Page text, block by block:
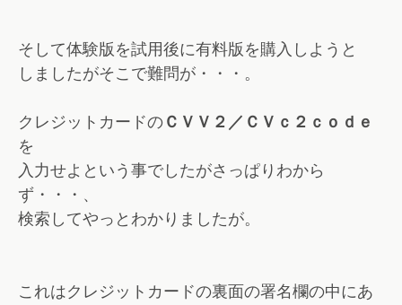
そして体験版を試用後に有料版を購入しようと
しましたがそこで難問が・・・。
クレジットカードのＣＶＶ２／ＣＶｃ２ｃｏｄｅ
を
入力せよという事でしたがさっぱりわから
ず・・・、
検索してやっとわかりましたが。
これはクレジットカードの裏面の署名欄の中にあ